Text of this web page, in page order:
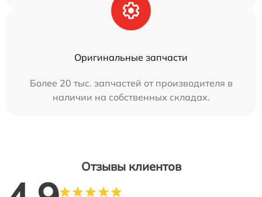
Оригинальные запчасти
Более 20 тыс. запчастей от производителя в
наличии на собственных складах.
Отзывы клиентов